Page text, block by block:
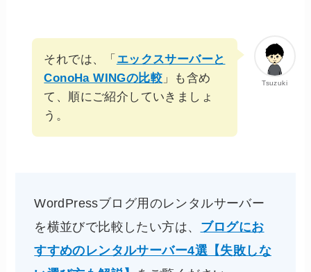
Tsuzuki
それでは、「 エックスサーバーと
ConoHa WINGの比較 」も含め
て、順にご紹介していきましょ
う。
WordPressブログ用のレンタルサーバー
を横並びで比較したい方は、 ブログにお
すすめのレンタルサーバー4選【失敗しな